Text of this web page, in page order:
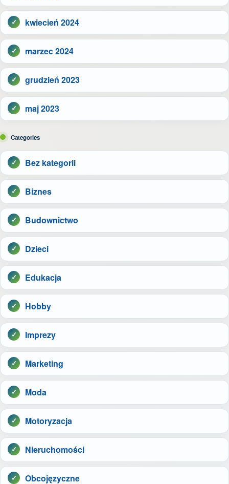
kwiecień 2024
marzec 2024
grudzień 2023
maj 2023
Categories
Bez kategorii
Biznes
Budownictwo
Dzieci
Edukacja
Hobby
Imprezy
Marketing
Moda
Motoryzacja
Nieruchomości
Obcojęzyczne